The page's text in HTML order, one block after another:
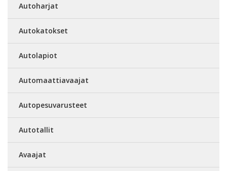
Autoharjat
Autokatokset
Autolapiot
Automaattiavaajat
Autopesuvarusteet
Autotallit
Avaajat